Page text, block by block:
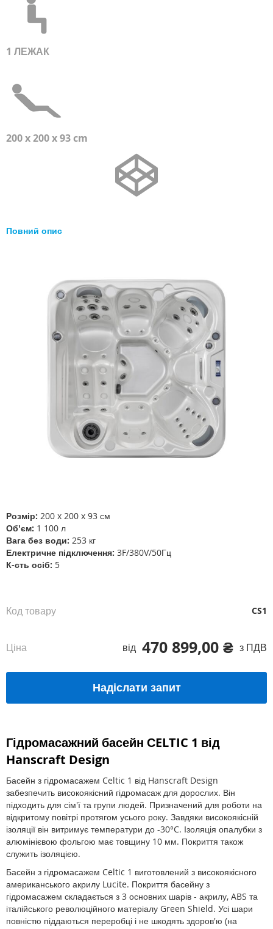
1 ЛЕЖАК
200 x 200 x 93 cm
Повний опис
зображень
Розмір: 200 x 200 x 93 см
Об'єм: 1 100 л
Вага без води: 253 кг
Електричне підключення: 3F/380V/50Гц
К-сть осіб: 5
470 899,00 ₴ з ПДВ
Ціна від
Код товару CS1
Надіслати запит
Гідромасажний басейн СELTIC 1 від
Hanscraft Design
Басейн з гідромасажем Celtic 1 від Hanscraft Design
забезпечить високоякісний гідромасаж для дорослих. Він
підходить для сім'ї та групи людей. Призначений для роботи на
відкритому повітрі протягом усього року. Завдяки високоякісній
ізоляції він витримує температури до -30°C. Ізоляція опалубки з
алюмінієвою фольгою має товщину 10 мм. Покриття також
служить ізоляцією.
Басейн з гідромасажем Celtic 1 виготовлений з високоякісного
американського акрилу Lucite. Покриття басейну з
гідромасажем складається з 3 основних шарів - акрилу, ABS та
італійського революційного матеріалу Green Shield. Усі шари
повністю піддаються переробці і не шкодять здоров'ю (на